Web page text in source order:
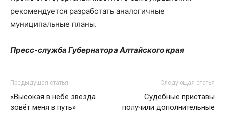
рекомендуется разработать аналогичные
муниципальные планы.
Пресс-служба Губернатора Алтайского края
Предыдущая статья
«Высокая в небе звезда
зовёт меня в путь»
Следующая статья
Судебные приставы
получили дополнительные